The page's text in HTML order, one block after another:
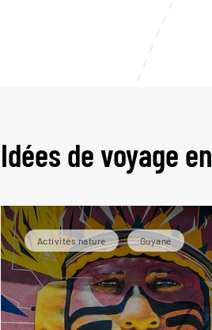
Idées de voyage
Activités nature Guyane